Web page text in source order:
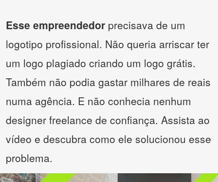
Esse empreendedor precisava de um
logotipo profissional. Não queria arriscar ter
um logo plagiado criando um logo grátis.
Também não podia gastar milhares de reais
numa agência. E não conhecia nenhum
designer freelance de confiança. Assista ao
vídeo e descubra como ele solucionou esse
problema.